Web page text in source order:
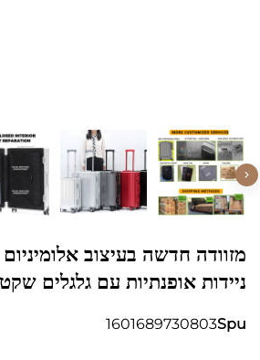
מזוודה חדשה בעיצוב
Spu
1601689730803